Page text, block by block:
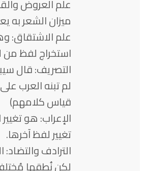
علم العروض
ميزان الشعر
علم الاشتقاق:
استخراج لفظ
التصريف: قال
لم تبنه العرب
قياس كلامهم)
الإعراب: هو
تغيير لفظ آخرها.
الترادف
لكن نُطقها